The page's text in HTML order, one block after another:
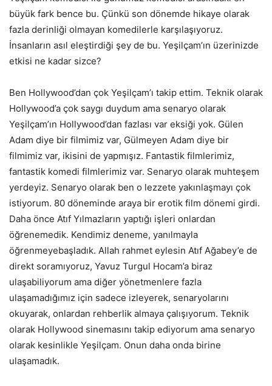
büyük fark bence bu. Çünkü son dönemde hikaye olarak
fazla derinliği olmayan komedilerle karşılaşıyoruz.
İnsanların asıl eleştirdiği şey de bu. Yeşilçam’ın üzerinizde
etkisi ne kadar sizce?
Ben Hollywood’dan çok Yeşilçam’ı takip ettim. Teknik olarak
Hollywood’a çok saygı duydum ama senaryo olarak
Yeşilçam’ın Hollywood’dan fazlası var eksiği yok. Gülen
Adam diye bir filmimiz var, Gülmeyen Adam diye bir
filmimiz var, ikisini de yapmışız. Fantastik filmlerimiz,
fantastik komedi filmlerimiz var. Senaryo olarak muhteşem
yerdeyiz. Senaryo olarak ben o lezzete yakınlaşmayı çok
istiyorum. 80 döneminde araya bir erotik film dönemi girdi.
Daha önce Atıf Yılmazların yaptığı işleri onlardan
öğrenemedik. Kendimiz deneme, yanılmayla
öğrenmeyebaşladık. Allah rahmet eylesin Atıf Ağabey’e de
direkt soramıyoruz, Yavuz Turgul Hocam’a biraz
ulaşabiliyorum ama diğer yönetmenlere fazla
ulaşamadığımız için sadece izleyerek, senaryolarını
okuyarak, onlardan rehberlik almaya çalışıyorum. Teknik
olarak Hollywood sinemasını takip ediyorum ama senaryo
olarak kesinlikle Yeşilçam. Onun daha onda birine
ulaşamadık.